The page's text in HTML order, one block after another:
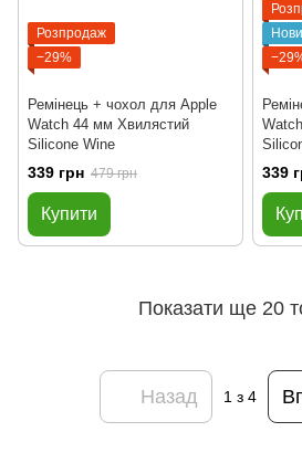
Розпродаж
−29%
Ремінець + чохол для Apple
Watch 44 мм Хвилястий
Silicone Wine
339 грн 479 грн
Купити
339
Показати ще 20
Назад 1 з 4